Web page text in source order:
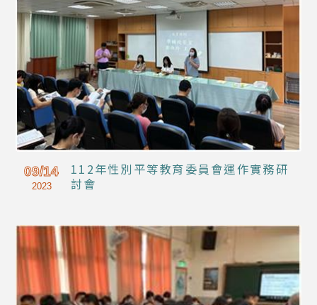
09/14
2023
112年性別平等教育委員會運作實務研
討會